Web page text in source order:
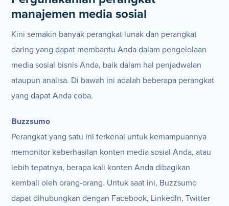
manajemen media sosial
Kini semakin banyak perangkat lunak dan perangkat
daring yang dapat membantu Anda dalam pengelolaan
media sosial bisnis Anda, baik dalam hal penjadwalan
ataupun analisa. Di bawah ini adalah beberapa perangkat
yang dapat Anda coba.
Buzzsumo
Perangkat yang satu ini terkenal untuk kemampuannya
memonitor keberhasilan konten media sosial Anda, atau
lebih tepatnya, berapa kali konten Anda dibagikan
kembali oleh orang-orang. Untuk saat ini, Buzzsumo
dapat dihubungkan dengan Facebook, LinkedIn, Twitter